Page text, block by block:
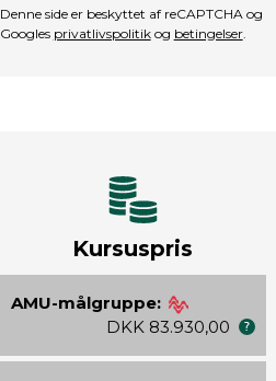
Denne side er beskyttet af reCAPTCHA og
Googles privatlivspolitikog betingelser.
Kursuspris
AMU-målgruppe:
DKK 83.930,00